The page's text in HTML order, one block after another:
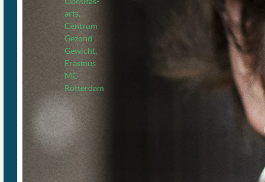
arts,
Centrum
Gezond
Gewicht,
Erasmus
MC
Rotterdam